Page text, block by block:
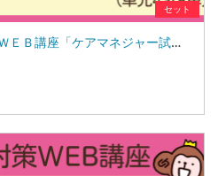
セット
🎥ケアマネジャー受験対策ＷＥＢ講座「ケアマネジャー試験ナビ２０２６」医療・介護